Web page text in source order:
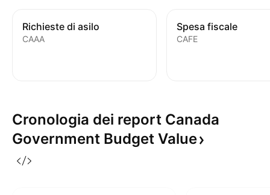
Richieste di asilo
CAAA
Spesa fiscale
CAFE
Cronologia dei report Canada
Government Budget Value